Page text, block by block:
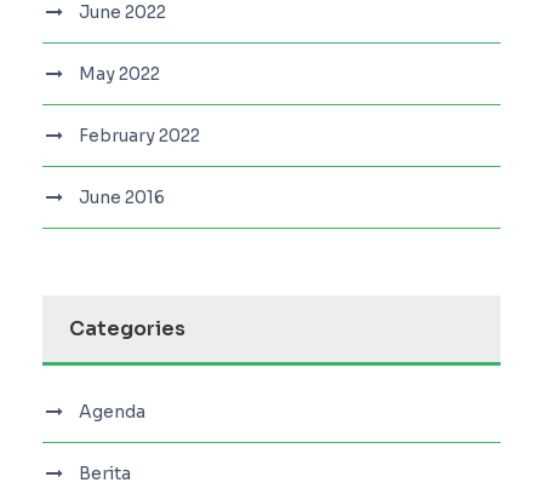
June 2022
May 2022
February 2022
June 2016
Categories
Agenda
Berita